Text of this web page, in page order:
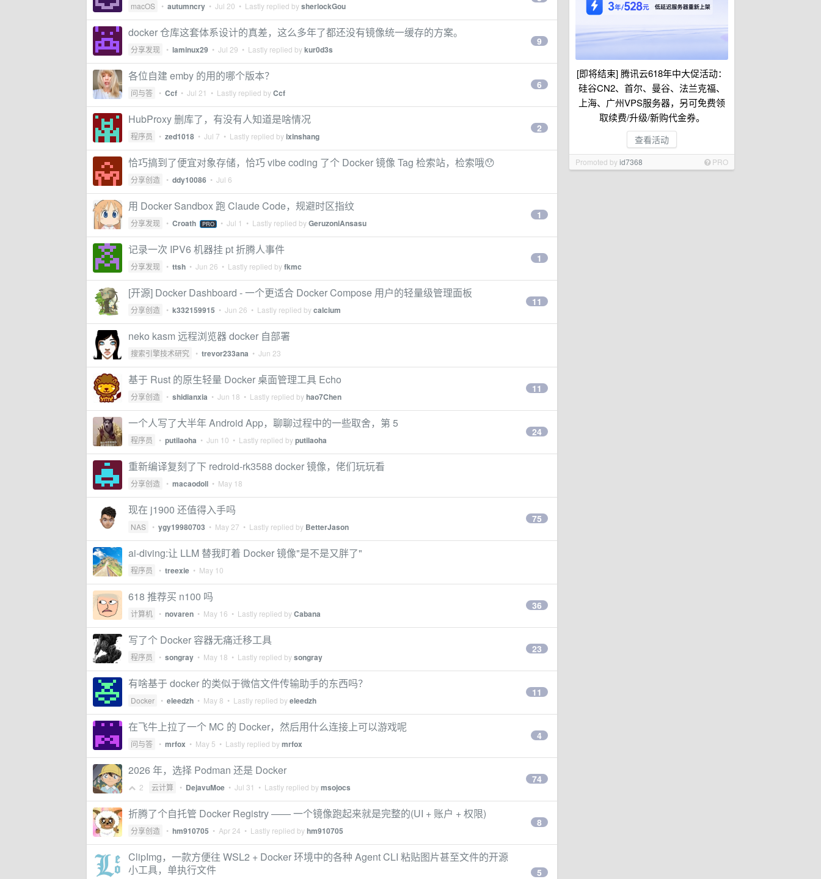
[即将结束] 腾讯云618年中大促活动：
硅谷CN2、首尔、曼谷、法兰克福、
上海、广州VPS服务器，另可免费领
取续费/升级/新购代金券。
查看活动
Promoted byid7368 PRO
macOS • autumncry • Jul 20 • Lastly replied bysherlockGou
docker 仓库这套体系设计的真差，这么多年了都还没有镜像统一缓存的方案。
分享发现 • laminux29 • Jul 29 • Lastly replied bykur0d3s
9
各位自建 emby 的用的哪个版本？
问与答 • Ccf • Jul 21 • Lastly replied byCcf
6
HubProxy 删库了，有没有人知道是啥情况
程序员 • zed1018 • Jul 7 • Lastly replied byixinshang
2
恰巧搞到了便宜对象存储，恰巧 vibe coding 了个 Docker 镜像 Tag 检索站，检索哦😯
分享创造 • ddy10086 • Jul 6
用 Docker Sandbox 跑 Claude Code，规避时区指纹
分享发现 • Croath PRO • Jul 1 • Lastly replied byGeruzoniAnsasu
1
记录一次 IPV6 机器挂 pt 折腾人事件
分享发现 • ttsh • Jun 26 • Lastly replied byfkmc
1
[开源] Docker Dashboard - 一个更适合 Docker Compose 用户的轻量级管理面板
分享创造 • k332159915 • Jun 26 • Lastly replied bycalcium
11
neko kasm 远程浏览器 docker 自部署
搜索引擎技术研究 • trevor233ana • Jun 23
基于 Rust 的原生轻量 Docker 桌面管理工具 Echo
分享创造 • shidianxia • Jun 18 • Lastly replied byhao7Chen
11
一个人写了大半年 Android App，聊聊过程中的一些取舍，第 5
程序员 • putilaoha • Jun 10 • Lastly replied byputilaoha
24
重新编译复刻了下 redroid-rk3588 docker 镜像，佬们玩玩看
分享创造 • macaodoll • May 18
现在 j1900 还值得入手吗
NAS • ygy19980703 • May 27 • Lastly replied by BetterJason
75
ai-diving:让 LLM 替我盯着 Docker 镜像"是不是又胖了"
程序员 • treexie • May 10
618 推荐买 n100 吗
计算机 • novaren • May 16 • Lastly replied byCabana
36
写了个 Docker 容器无痛迁移工具
程序员 • songray • May 18 • Lastly replied bysongray
23
有啥基于 docker 的类似于微信文件传输助手的东西吗？
Docker • eleedzh • May 8 • Lastly replied byeleedzh
11
在飞牛上拉了一个 MC 的 Docker，然后用什么连接上可以游戏呢
问与答 • mrfox • May 5 • Lastly replied bymrfox
4
2026 年，选择 Podman 还是 Docker
2 云计算 • DejavuMoe • Jul 31 • Lastly replied bymsojocs
74
折腾了个自托管 Docker Registry —— 一个镜像跑起来就是完整的(UI + 账户 + 权限)
分享创造 • hm910705 • Apr 24 • Lastly replied byhm910705
8
ClipImg，一款方便往 WSL2 + Docker 环境中的各种 Agent CLI 粘贴图片甚至文件的开源
小工具，单执行文件
5